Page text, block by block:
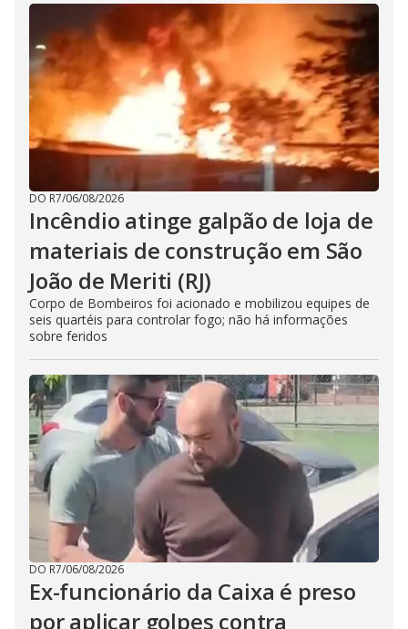
DO R7/06/08/2026
Incêndio atinge galpão de loja de
materiais de construção em São
João de Meriti (RJ)
Corpo de Bombeiros foi acionado e mobilizou equipes de
seis quartéis para controlar fogo; não há informações
sobre feridos
DO R7/06/08/2026
Ex-funcionário da Caixa é preso
por aplicar golpes contra